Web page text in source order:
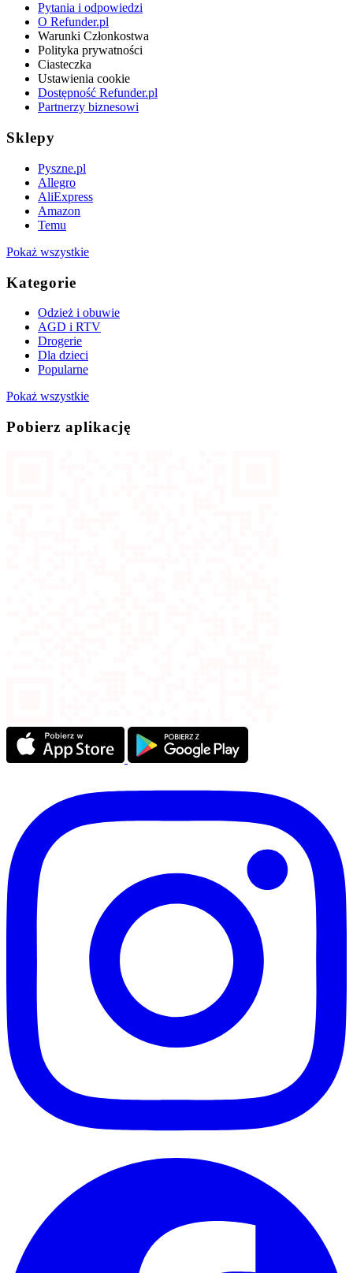
Pytania i odpowiedzi
O Refunder.pl
Warunki Członkostwa
Polityka prywatności
Ciasteczka
Ustawienia cookie
Dostępność Refunder.pl
Partnerzy biznesowi
Sklepy
Pyszne.pl
Allegro
AliExpress
Amazon
Temu
Pokaż wszystkie
Kategorie
Odzież i obuwie
AGD i RTV
Drogerie
Dla dzieci
Popularne
Pokaż wszystkie
Pobierz aplikację